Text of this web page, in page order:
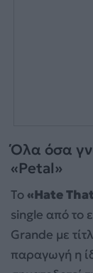
Όλα όσα
«Petal»
Το«Hate
single από το
Grande με
παραγωγή η